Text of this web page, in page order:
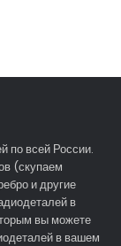
по всей России.
(скупаем
и другие
в
вы можете
в вашем